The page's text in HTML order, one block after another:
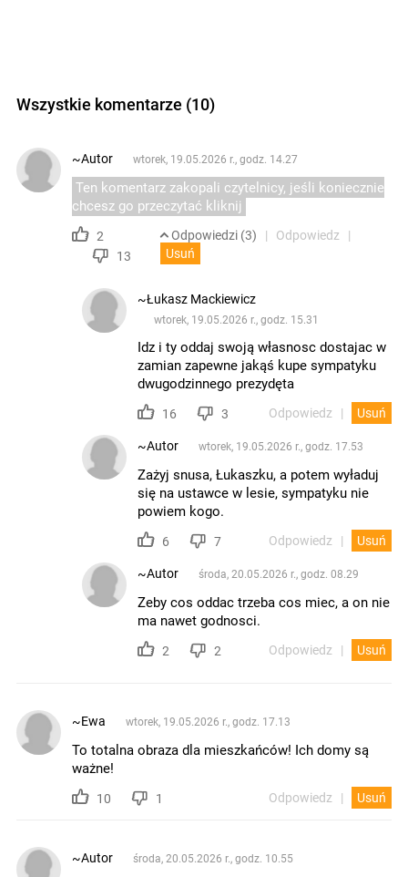
Wszystkie komentarze (10)
~Autor wtorek, 19.05.2026 r., godz. 14.27
Ten komentarz zakopali czytelnicy, jeśli koniecznie
chcesz go przeczytać kliknij
2
13
Odpowiedzi (3)
Odpowiedz
Usuń
~Łukasz Mackiewicz
wtorek, 19.05.2026 r., godz. 15.31
Idz i ty oddaj swoją własnosc dostajac w
zamian zapewne jakąś kupe sympatyku
dwugodzinnego prezydęta
16 3 Odpowiedz
Usuń
~Autor
wtorek, 19.05.2026 r., godz. 17.53
Zażyj snusa, Łukaszku, a potem wyładuj
się na ustawce w lesie, sympatyku nie
powiem kogo.
6 7 Odpowiedz
Usuń
~Autor
środa, 20.05.2026 r., godz. 08.29
Zeby cos oddac trzeba cos miec, a on nie
ma nawet godnosci.
2 2 Odpowiedz Usuń
~Ewa wtorek, 19.05.2026 r., godz. 17.13
To totalna obraza dla mieszkańców! Ich domy są
ważne!
10 1 Odpowiedz Usuń
~Autor środa, 20.05.2026 r., godz. 10.55